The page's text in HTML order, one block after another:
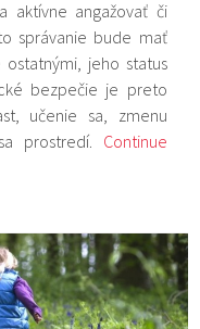
aktívne angažovať či
správanie bude mať
jeho status
bezpečie je preto
učenie sa, zmenu
prostredí. Continue